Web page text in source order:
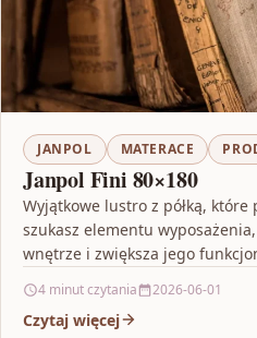
JANPOL MATERACE
Janpol Fini 80×180
Wyjątkowe lustro z półką,
szukasz elementu
wnętrze i zwiększa jego
4 minut czytania 2026-06-01
Czytaj więcej